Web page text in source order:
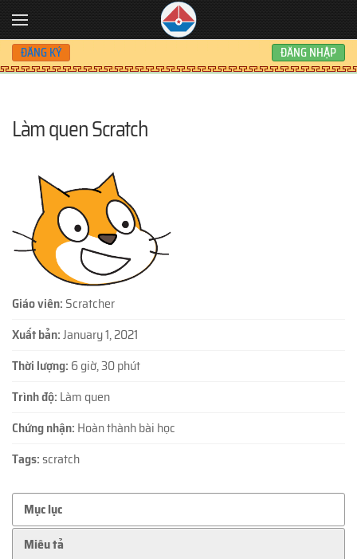
Skip to main content
ĐĂNG KÝ ĐĂNG NHẬP
Làm quen Scratch
Giáo viên: Scratcher
Xuất bản:January 1, 2021
Thời lượng: 6 giờ, 30 phút
Trình độ: Làm quen
Chứng nhận: Hoàn thành bài học
Tags:scratch
Mục lục
Miêu tả